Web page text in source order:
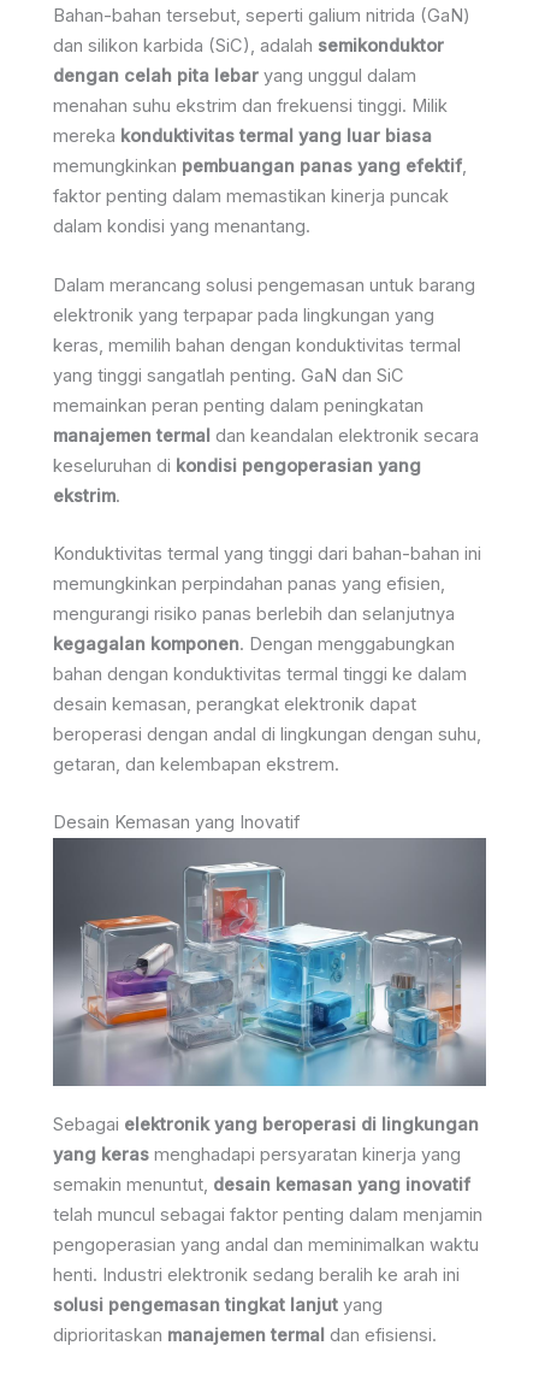
Bahan-bahan tersebut, seperti galium nitrida (GaN)
dan silikon karbida (SiC), adalah semikonduktor
dengan celah pita lebar yang unggul dalam
menahan suhu ekstrim dan frekuensi tinggi. Milik
mereka konduktivitas termal yang luar biasa
memungkinkan pembuangan panas yang efektif,
faktor penting dalam memastikan kinerja puncak
dalam kondisi yang menantang.
Dalam merancang solusi pengemasan untuk barang
elektronik yang terpapar pada lingkungan yang
keras, memilih bahan dengan konduktivitas termal
yang tinggi sangatlah penting. GaN dan SiC
memainkan peran penting dalam peningkatan
manajemen termal dan keandalan elektronik secara
keseluruhan di kondisi pengoperasian yang
ekstrim.
Konduktivitas termal yang tinggi dari bahan-bahan ini
memungkinkan perpindahan panas yang efisien,
mengurangi risiko panas berlebih dan selanjutnya
kegagalan komponen. Dengan menggabungkan
bahan dengan konduktivitas termal tinggi ke dalam
desain kemasan, perangkat elektronik dapat
beroperasi dengan andal di lingkungan dengan suhu,
getaran, dan kelembapan ekstrem.
Desain Kemasan yang Inovatif
Sebagai elektronik yang beroperasi di lingkungan
yang keras menghadapi persyaratan kinerja yang
semakin menuntut, desain kemasan yang inovatif
telah muncul sebagai faktor penting dalam menjamin
pengoperasian yang andal dan meminimalkan waktu
henti. Industri elektronik sedang beralih ke arah ini
solusi pengemasan tingkat lanjut yang
diprioritaskan manajemen termal dan efisiensi.